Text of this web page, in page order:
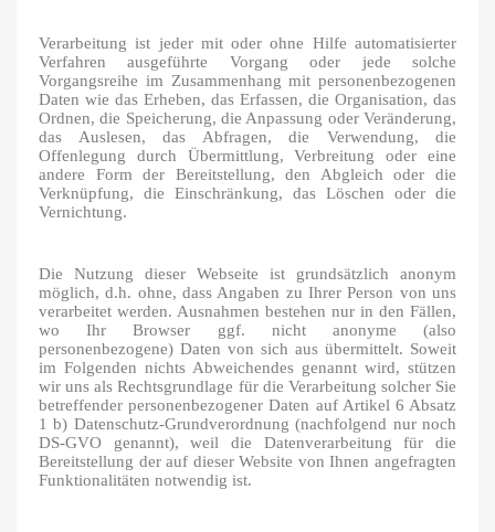
Verarbeitung ist jeder mit oder ohne Hilfe automatisierter
Verfahren ausgeführte Vorgang oder jede solche
Vorgangsreihe im Zusammenhang mit personenbezogenen
Daten wie das Erheben, das Erfassen, die Organisation, das
Ordnen, die Speicherung, die Anpassung oder Veränderung,
das Auslesen, das Abfragen, die Verwendung, die
Offenlegung durch Übermittlung, Verbreitung oder eine
andere Form der Bereitstellung, den Abgleich oder die
Verknüpfung, die Einschränkung, das Löschen oder die
Vernichtung.
Die Nutzung dieser Webseite ist grundsätzlich anonym
möglich, d.h. ohne, dass Angaben zu Ihrer Person von uns
verarbeitet werden. Ausnahmen bestehen nur in den Fällen,
wo Ihr Browser ggf. nicht anonyme (also
personenbezogene) Daten von sich aus übermittelt. Soweit
im Folgenden nichts Abweichendes genannt wird, stützen
wir uns als Rechtsgrundlage für die Verarbeitung solcher Sie
betreffender personenbezogener Daten auf Artikel 6 Absatz
1 b) Datenschutz-Grundverordnung (nachfolgend nur noch
DS-GVO genannt), weil die Datenverarbeitung für die
Bereitstellung der auf dieser Website von Ihnen angefragten
Funktionalitäten notwendig ist.